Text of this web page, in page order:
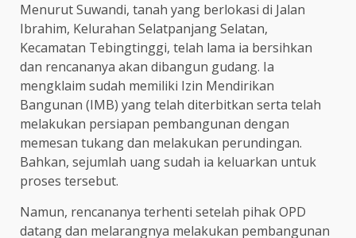
Menurut Suwandi, tanah yang berlokasi di Jalan
Ibrahim, Kelurahan Selatpanjang Selatan,
Kecamatan Tebingtinggi, telah lama ia bersihkan
dan rencananya akan dibangun gudang. Ia
mengklaim sudah memiliki Izin Mendirikan
Bangunan (IMB) yang telah diterbitkan serta telah
melakukan persiapan pembangunan dengan
memesan tukang dan melakukan perundingan.
Bahkan, sejumlah uang sudah ia keluarkan untuk
proses tersebut.
Namun, rencananya terhenti setelah pihak OPD
datang dan melarangnya melakukan pembangunan